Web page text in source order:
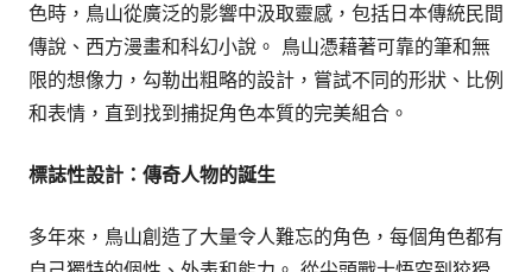
色時，鳥山從廣泛的影響中汲取靈感，包括日本傳統民間
傳說、西方漫畫和科幻小說。 鳥山憑藉著可靠的筆和無
限的想像力，勾勒出粗略的設計，嘗試不同的形狀、比例
和表情，直到找到捕捉角色本質的完美組合。
標誌性設計：傳奇人物的誕生
多年來，鳥山創造了大量令人難忘的角色，每個角色都有